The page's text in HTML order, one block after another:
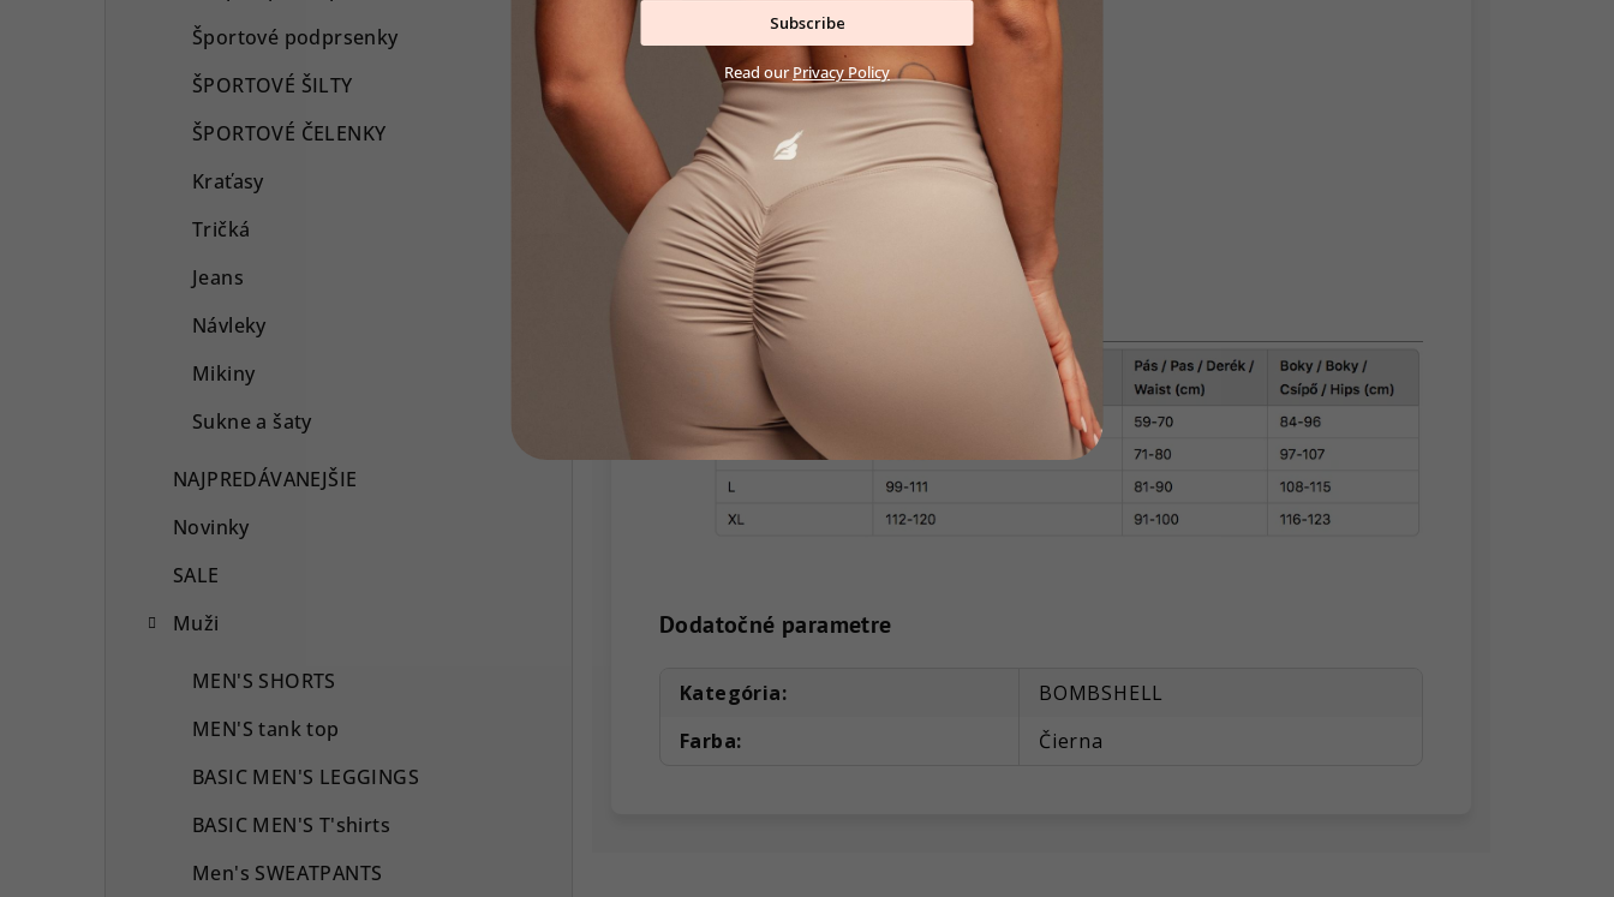
Športové podprsenky
ŠPORTOVÉ ŠILTY
ŠPORTOVÉ ČELENKY
Kraťasy
Tričká
Jeans
Návleky
Mikiny
Sukne a šaty
NAJPREDÁVANEJŠIE
Novinky
SALE
Muži
MEN'S SHORTS
MEN'S tank top
BASIC MEN'S LEGGINGS
BASIC MEN'S T'shirts
Men's SWEATPANTS
Sušiť na vzduchu, mimo priameho slnka
Rozmery modelky:
Veľkosť modelky: M
Váha: 63 kg
Výška: 170 cm
Dodatočné parametre
Kategória:
BOMBSHELL
Farba: Čierna
Subscribe
Read ourPrivacy Policy